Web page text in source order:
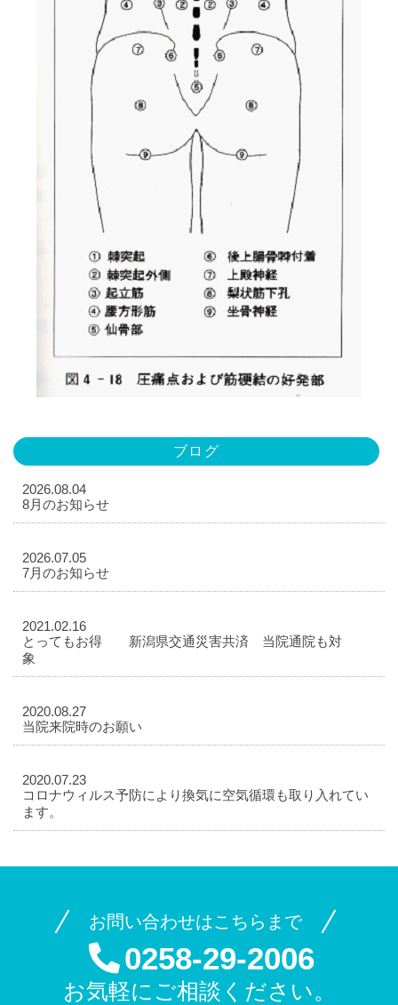
ブログ
2026.08.04
8月のお知らせ
2026.07.05
7月のお知らせ
2021.02.16
とってもお得 新潟県交通災害共済 当院通院も対
象
2020.08.27
当院来院時のお願い
2020.07.23
コロナウィルス予防により換気に空気循環も取り入れてい
ます。
お問い合わせはこちらまで
0258-29-2006
お気軽にご相談ください。